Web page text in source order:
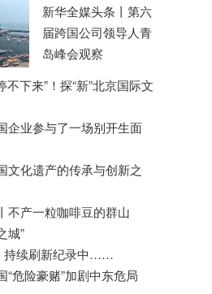
新华全媒头条丨 第六
届跨国公司领导人青
岛峰会观察
不下来”！探“新”北京国际文
企业参与了一场别开生面
文化遗产的传承与创新之
不产一粒咖啡豆的群山
城”
持续刷新纪录中……
“危险豪赌”加剧中东危局